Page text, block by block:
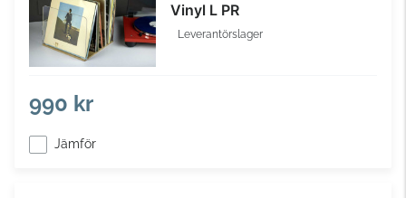
Vinyl L PR
Leverantörslager
990 kr
Jämför